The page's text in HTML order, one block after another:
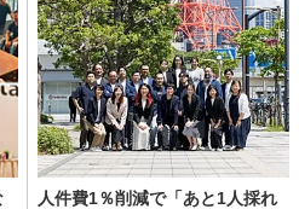
人件費1％削減で「あと1人採れ